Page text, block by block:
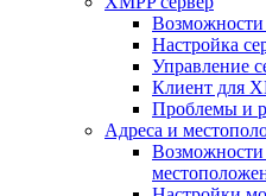
Возможности
Настройка
Управление
Клиент для
Проблемы и
Адреса и
Возможности